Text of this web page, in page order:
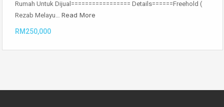
Rumah Untuk Dijual================= Details======Freehold (
Rezab Melayu… Read More
RM250,000